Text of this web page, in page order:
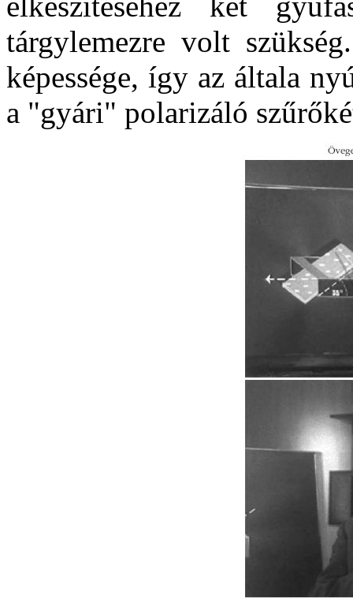
tárgylemezre volt
képessége, így az általa
a "gyári" polarizáló